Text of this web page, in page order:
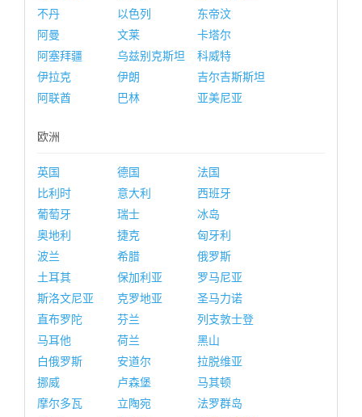
不丹
以色列
东帝汶
阿曼
文莱
卡塔尔
阿塞拜疆
乌兹别克斯坦
科威特
伊拉克
伊朗
吉尔吉斯斯坦
阿联酋
巴林 亚美尼亚
欧洲
英国 德国
法国
比利时
意大利
西班牙
葡萄牙
瑞士
冰岛
奥地利
捷克
匈牙利
波兰
希腊
俄罗斯
土耳其
保加利亚
罗马尼亚
斯洛文尼亚
克罗地亚
圣马力诺
直布罗陀
芬兰
列支敦士登
马耳他
荷兰
黑山
白俄罗斯
安道尔
拉脱维亚
挪威
卢森堡
马其顿
摩尔多瓦
立陶宛
法罗群岛